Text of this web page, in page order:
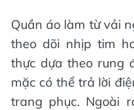
Quần áo làm từ vải
theo dõi nhịp tim
thực dựa theo rung
mặc có thể trả lời
trang phục. Ngoài